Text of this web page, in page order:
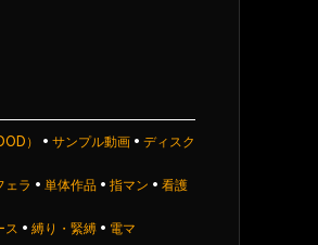
） • サンプル動画 • ディスク
ェラ • 単体作品 • 指マン • 看護
ス • 縛り・緊縛 • 電マ